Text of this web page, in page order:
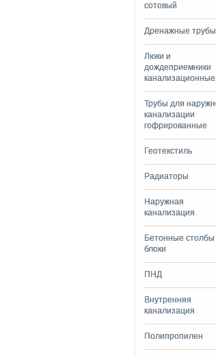
сотовый
Дренажные трубы
Люки и
дождеприемники
канализационные
Трубы для
канализации
гофрированные
Геотекстиль
Радиаторы
Наружная
канализация
Бетонные столбы
блоки
ПНД
Внутренняя
канализация
Полипропилен